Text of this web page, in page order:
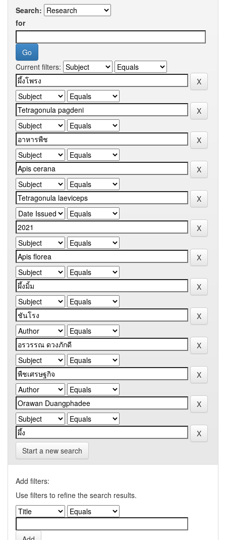
Search:
for
Current filters:
Start a new search
Add filters:
Use filters to refine the search results.